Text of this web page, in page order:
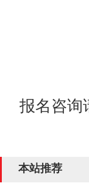
报名咨询
本站推荐